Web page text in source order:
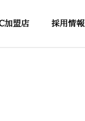
加盟店 採用情報